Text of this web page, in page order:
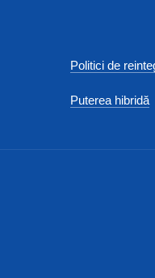
Politici de
Puterea hibridă